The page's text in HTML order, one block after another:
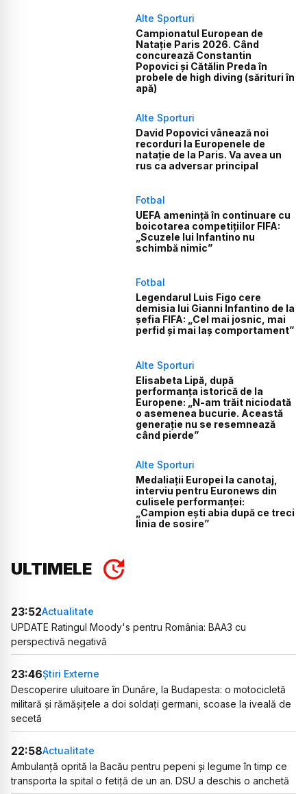
Alte Sporturi
Campionatul European de
Natație Paris 2026. Când
concurează Constantin
Popovici și Cătălin Preda în
probele de high diving (sărituri în
apă)
Alte Sporturi
David Popovici vânează noi
recorduri la Europenele de
natație de la Paris. Va avea un
rus ca adversar principal
Fotbal
UEFA amenință în continuare cu
boicotarea competițiilor FIFA:
„Scuzele lui Infantino nu
schimbă nimic”
Fotbal
Legendarul Luis Figo cere
demisia lui Gianni Infantino de la
șefia FIFA: „Cel mai josnic, mai
perfid și mai laș comportament”
Alte Sporturi
Elisabeta Lipă, după
performanța istorică de la
Europene: „N-am trăit niciodată
o asemenea bucurie. Această
generație nu se resemnează
când pierde”
Alte Sporturi
Medaliații Europei la canotaj,
interviu pentru Euronews din
culisele performanței:
„Campion ești abia după ce treci
linia de sosire”
ULTIMELE
23:52Actualitate
UPDATE Ratingul Moody's pentru România: BAA3 cu
perspectivă negativă
23:46Știri Externe
Descoperire uluitoare în Dunăre, la Budapesta: o motocicletă
militară și rămășițele a doi soldați germani, scoase la iveală de
secetă
22:58Actualitate
Ambulanță oprită la Bacău pentru pepeni și legume în timp ce
transporta la spital o fetiță de un an. DSU a deschis o anchetă